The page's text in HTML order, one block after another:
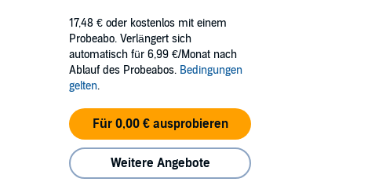
17,48 € oder kostenlos mit einem
Probeabo. Verlängert sich
automatisch für 6,99 €/Monat nach
Ablauf des Probeabos. Bedingungen
gelten.
Für 0,00 € ausprobieren
Weitere Angebote